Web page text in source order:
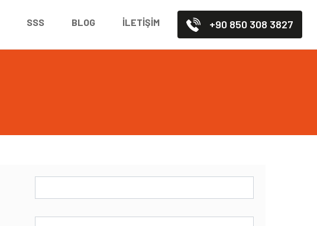
SSS BLOG İLETIŞIM +90 850 308 3827